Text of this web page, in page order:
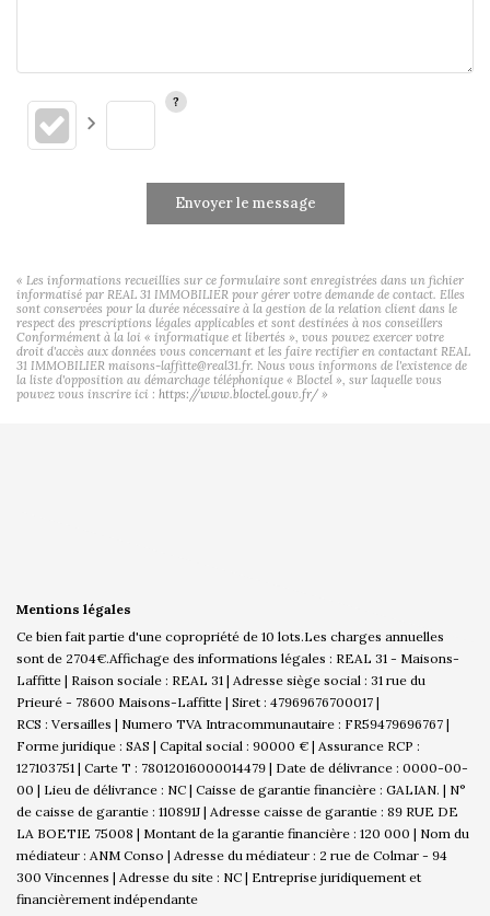
Envoyer le message
« Les informations recueillies sur ce formulaire sont enregistrées dans un fichier
informatisé par REAL 31 IMMOBILIER pour gérer votre demande de contact. Elles
sont conservées pour la durée nécessaire à la gestion de la relation client dans le
respect des prescriptions légales applicables et sont destinées à nos conseillers
Conformément à la loi « informatique et libertés », vous pouvez exercer votre
droit d'accès aux données vous concernant et les faire rectifier en contactant REAL
31 IMMOBILIER maisons-laffitte@real31.fr. Nous vous informons de l'existence de
la liste d'opposition au démarchage téléphonique « Bloctel », sur laquelle vous
pouvez vous inscrire ici : https://www.bloctel.gouv.fr/ »
Mentions légales
Ce bien fait partie d'une copropriété de 10 lots.Les charges annuelles
sont de 2704€.Affichage des informations légales : REAL 31 - Maisons-
Laffitte | Raison sociale : REAL 31 | Adresse siège social : 31 rue du
Prieuré - 78600 Maisons-Laffitte | Siret : 47969676700017 |
RCS : Versailles | Numero TVA Intracommunautaire : FR59479696767 |
Forme juridique : SAS | Capital social : 90000 € | Assurance RCP :
127103751 | Carte T : 78012016000014479 | Date de délivrance : 0000-00-
00 | Lieu de délivrance : NC | Caisse de garantie financière : GALIAN. | N°
de caisse de garantie : 110891J | Adresse caisse de garantie : 89 RUE DE
LA BOETIE 75008 | Montant de la garantie financière : 120 000 | Nom du
médiateur : ANM Conso | Adresse du médiateur : 2 rue de Colmar - 94
300 Vincennes | Adresse du site : NC | Entreprise juridiquement et
financièrement indépendante